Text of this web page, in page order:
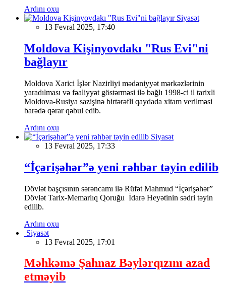
Ardını oxu
Siyasət
13 Fevral 2025, 17:40
Moldova Kişinyovdakı "Rus Evi"ni
bağlayır
Moldova Xarici İşlər Nazirliyi mədəniyyət mərkəzlərinin
yaradılması və fəaliyyət göstərməsi ilə bağlı 1998-ci il tarixli
Moldova-Rusiya sazişinə birtərəfli qaydada xitam verilməsi
barədə qərar qəbul edib.
Ardını oxu
Siyasət
13 Fevral 2025, 17:33
“İçərişəhər”ə yeni rəhbər təyin edilib
Dövlət başçısının sərəncamı ilə Rüfət Mahmud “İçərişəhər”
Dövlət Tarix-Memarlıq Qoruğu İdarə Heyətinin sədri təyin
edilib.
Ardını oxu
Siyasət
13 Fevral 2025, 17:01
Məhkəmə Şahnaz Bəylərqızını azad
etməyib